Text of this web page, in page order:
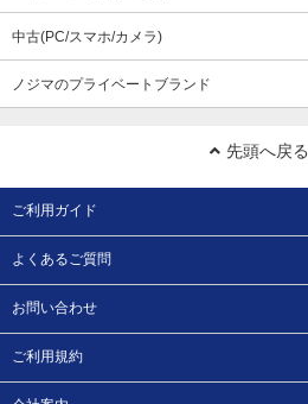
中古(PC/スマホ/カメラ)
ノジマのプライベートブランド
先頭へ戻る
ご利用ガイド
よくあるご質問
お問い合わせ
ご利用規約